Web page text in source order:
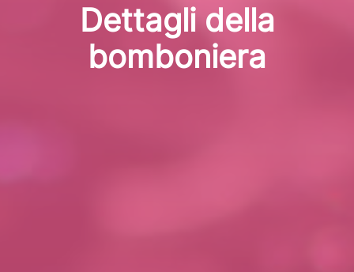
Dettagli della
bomboniera